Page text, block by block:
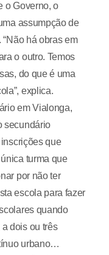
o Governo, o
assumpção de
há obras em
o outro. Temos
do que é uma
explica.
em Vialonga,
secundário
que
turma que
por não ter
escola para fazer
quando
dois ou três
urbano…